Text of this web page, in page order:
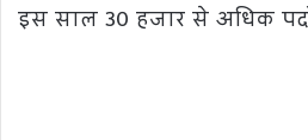
इस साल 30 हजार से अधिक